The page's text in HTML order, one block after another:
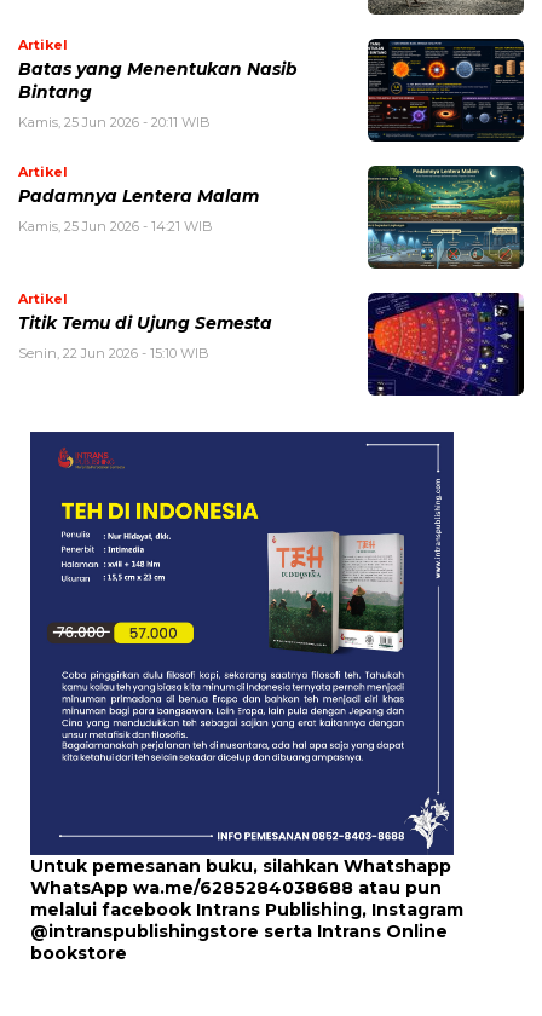
Artikel
Batas yang Menentukan Nasib
Bintang
Kamis, 25 Jun 2026 - 20:11 WIB
Artikel
Padamnya Lentera Malam
Kamis, 25 Jun 2026 - 14:21 WIB
Artikel
Titik Temu di Ujung Semesta
Senin, 22 Jun 2026 - 15:10 WIB
Untuk pemesanan buku, silahkan Whatshapp
WhatsApp wa.me/6285284038688 atau pun
melalui facebook Intrans Publishing, Instagram
@intranspublishingstore serta Intrans Online
bookstore